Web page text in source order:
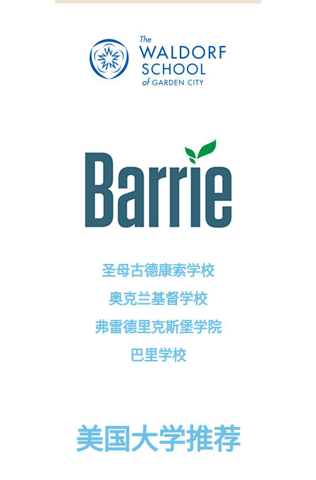
圣母古德康索学校
奥克兰基督学校
弗雷德里克斯堡学院
巴里学校
美国大学推荐